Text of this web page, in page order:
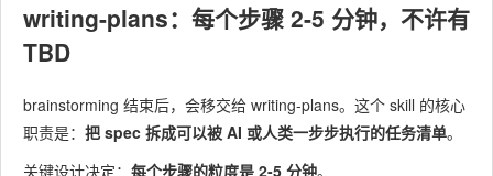
writing-plans：每个步骤 2-5 分钟，不许有
TBD
brainstorming 结束后，会移交给 writing-plans。这个 skill 的核心
职责是： 把 spec 拆成可以被 AI 或人类一步步执行的任务清单。
关键设计决定： 每个步骤的粒度是 2-5 分钟。